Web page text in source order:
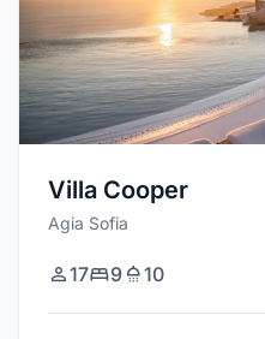
Villa Cooper
Agia Sofia
17 9 10